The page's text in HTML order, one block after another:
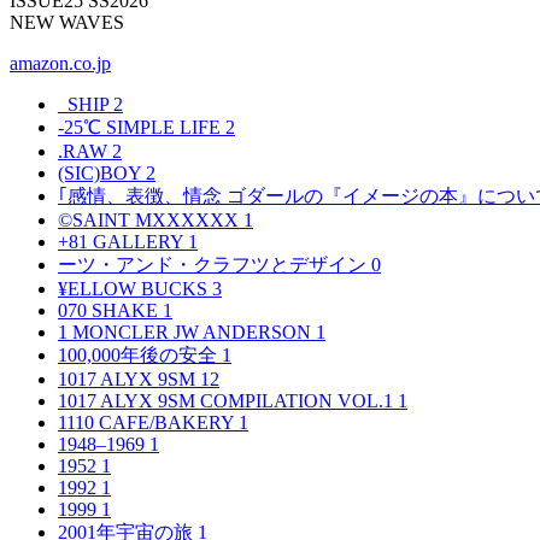
NEW WAVES
amazon.co.jp
_SHIP 2
-25℃ SIMPLE LIFE 2
.RAW 2
(SIC)BOY 2
｢感情、表徴、情念 ゴダールの『イメージの本』につ
©SAINT MXXXXXX 1
+81 GALLERY 1
ーツ・アンド・クラフツとデザイン 0
¥ELLOW BUCKS 3
070 SHAKE 1
1 MONCLER JW ANDERSON 1
100,000年後の安全 1
1017 ALYX 9SM 12
1017 ALYX 9SM COMPILATION VOL.1 1
1110 CAFE/BAKERY 1
1948–1969 1
1952 1
1992 1
1999 1
2001年宇宙の旅 1